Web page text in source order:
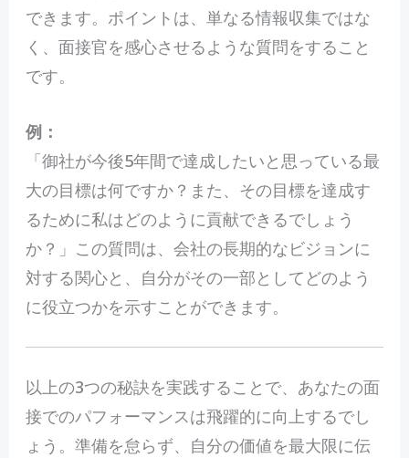
できます。ポイントは、単なる情報収集ではな
く、面接官を感心させるような質問をすること
です。
例：
「御社が今後5年間で達成したいと思っている最
大の目標は何ですか？また、その目標を達成す
るために私はどのように貢献できるでしょう
か？」この質問は、会社の長期的なビジョンに
対する関心と、自分がその一部としてどのよう
に役立つかを示すことができます。
以上の3つの秘訣を実践することで、あなたの面
接でのパフォーマンスは飛躍的に向上するでし
ょう。準備を怠らず、自分の価値を最大限に伝